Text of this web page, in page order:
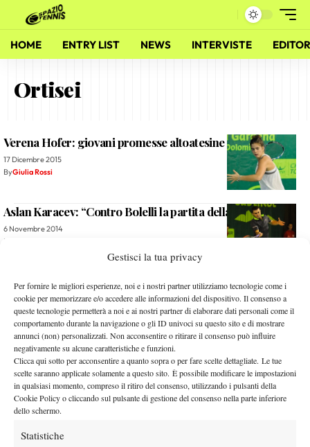
Gestisci la tua privacy
Per fornire le migliori esperienze, noi e i nostri partner utilizziamo tecnologie come i
cookie per memorizzare e/o accedere alle informazioni del dispositivo. Il consenso a
queste tecnologie permetterà a noi e ai nostri partner di elaborare dati personali come il
comportamento durante la navigazione o gli ID univoci su questo sito e di mostrare
annunci (non) personalizzati. Non acconsentire o ritirare il consenso può influire
negativamente su alcune caratteristiche e funzioni.
Clicca qui sotto per acconsentire a quanto sopra o per fare scelte dettagliate. Le tue
scelte saranno applicate solamente a questo sito. È possibile modificare le impostazioni
in qualsiasi momento, compreso il ritiro del consenso, utilizzando i pulsanti della
Cookie Policy o cliccando sul pulsante di gestione del consenso nella parte inferiore
dello schermo.
Statistiche
HOME ENTRY LIST NEWS INTERVISTE
Ortisei
Verena Hofer: giovani promesse altoatesine crescono
17 Dicembre 2015
ByGiulia Rossi
Aslan Karacev: “Contro Bolelli la partita della mia vita”
6 Novembre 2014
By
Atp Ortisei: Alessandro Petrone nel Main Draw
3 Novembre 2014
Redazione
Ad Ortisei vince Andreas Seppi
12 Novembre 2013